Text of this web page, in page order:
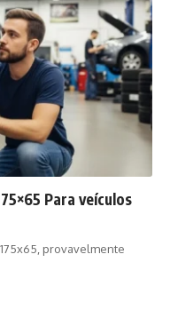
Para veículos
provavelmente